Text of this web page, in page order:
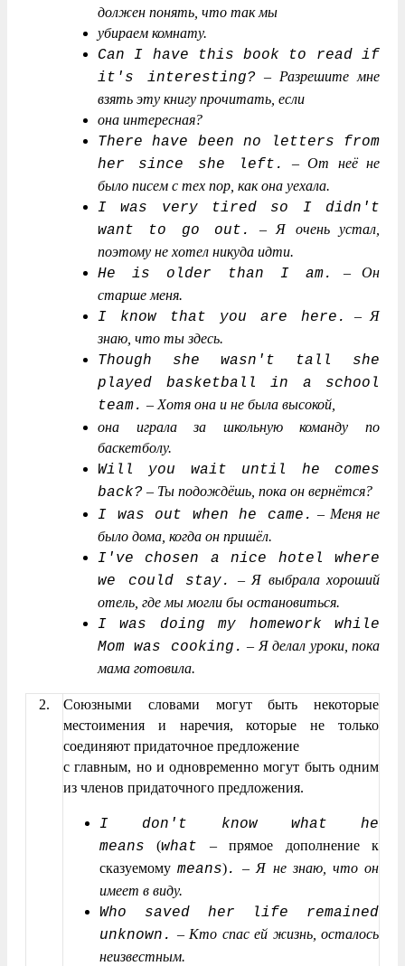
должен понять, что так мы
убираем комнату.
Can I have this book to read if
it's interesting? – Разрешите мне
взять эту книгу прочитать, если
она интересная?
There have been no letters from
her since she left.
–От неё не
было писем с тех пор, как она уехала.
I was very tired so I didn't
want to go out.
– Я очень устал,
поэтому не хотел никуда идти.
He is older than I am. – Он
старше меня.
I know that you are here. – Я
знаю, что ты здесь.
Though she wasn't tall she
played basketball in a school
team. – Хотя она и не была высокой,
она играла за школьную команду по
баскетболу.
Will you wait until he comes
back? – Ты подождёшь, пока он вернётся?
I was out when he came. – Меня не
было дома, когда он пришёл.
I've chosen a nice hotel where
we could stay.
– Я выбрала хороший
отель, где мы могли бы остановиться.
I was doing my homework while
Mom was cooking. – Я делал уроки, пока
мама готовила.
2.
Союзными словами могут быть некоторые
местоимения и наречия, которые не только
соединяют придаточное предложение
с главным, но и одновременно могут быть одним
из членов придаточного предложения.
I don't know what he
means (what – прямое дополнение к
сказуемомуmeans). – Я не знаю, что он
имеет в виду.
Who saved her life remained
unknown. – Кто спас ей жизнь, осталось
неизвестным.